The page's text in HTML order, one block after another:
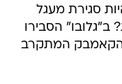
סגירת מעגל
הסבירו
הקאמבק המתקרב